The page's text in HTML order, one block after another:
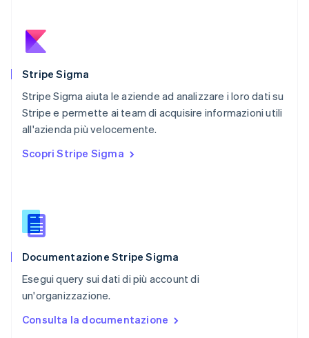
Stripe Sigma
Stripe Sigma aiuta le aziende ad analizzare i loro dati su
Stripe e permette ai team di acquisire informazioni utili
all'azienda più velocemente.
Scopri Stripe Sigma
Documentazione Stripe Sigma
Esegui query sui dati di più account di
un'organizzazione.
Consulta la documentazione
Polonia
PortuguêsEnglish
English简体中文
Regno Unito
English
English
English
Slovacchia
Slovenia
Spagna
EspañolEnglish
English Español简体中文